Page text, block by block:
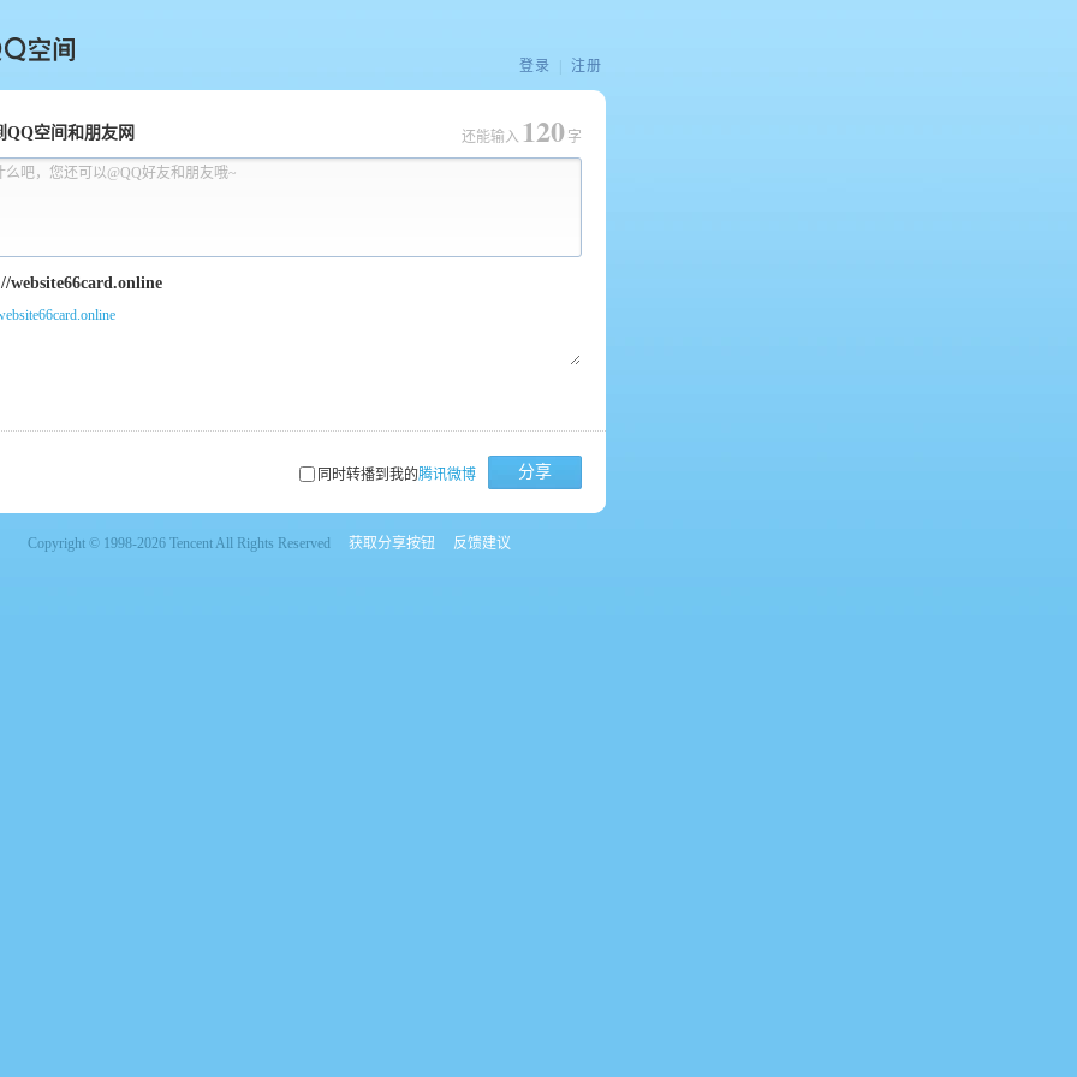
间
登录 注册
QQ空间和朋友网
么吧，您还可以@QQ好友和朋友哦~
还能输入 120 字
同时转播到我的腾讯微博 分享
Copyright © 1998-2026 Tencent All Rights Reserved 获取分享按钮 反馈建议